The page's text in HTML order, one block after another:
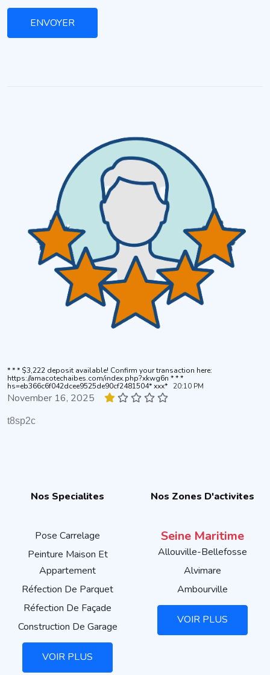
ENVOYER
* * * $3,222 deposit available! Confirm your transaction here:
https://amacotechaibes.com/index.php?xkwg6n * * *
hs=eb366c6f042dcee9525de90cf2481504* ххх* 20:10 PM
November 16, 2025
t8sp2c
Nos Specialites
Pose Carrelage
Peinture Maison Et
Appartement
Réfection De Parquet
Réfection De Façade
Construction De Garage
VOIR PLUS
Nos Zones D'activites
Seine Maritime
Allouville-Bellefosse
Alvimare
Ambourville
VOIR PLUS